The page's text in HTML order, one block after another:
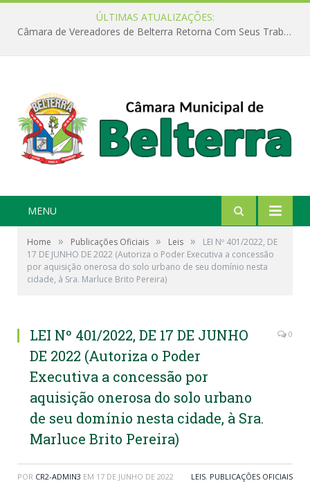
ÚLTIMAS ATUALIZAÇÕES:
Câmara de Vereadores de Belterra Retorna Com Seus Trabalhos Legislativos
MENU
Home » Publicações Oficiais » Leis »
LEI Nº 401/2022, DE
17 DE JUNHO DE 2022 (Autoriza o Poder Executiva a concessão
por aquisição onerosa do solo urbano de seu domínio nesta
cidade, à Sra. Marluce Brito Pereira)
LEI Nº 401/2022, DE 17 DE JUNHO
DE 2022 (Autoriza o Poder
Executiva a concessão por
aquisição onerosa do solo urbano
de seu domínio nesta cidade, à Sra.
Marluce Brito Pereira)
0
POR CR2-ADMIN3 EM 17 DE JUNHO DE 2022 LEIS, PUBLICAÇÕES OFICIAIS